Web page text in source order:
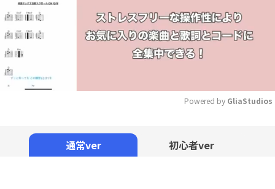
Powered by GliaStudios
通常ver 初心者ver